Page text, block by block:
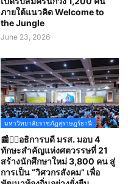
ภายใต้แนวคิด Welcome to
the Jungle
June 23, 2026
มหาวิทยาลัยราชภัฏสุราษฎร์ธานี
📰✍🏻อธิการบดี มรส. มอบ 4
ทักษะสำคัญแห่งศตวรรษที่ 21
สร้างนักศึกษาใหม่ 3,800 คน สู่
การเป็น “วิศวกรสังคม” เพื่อ